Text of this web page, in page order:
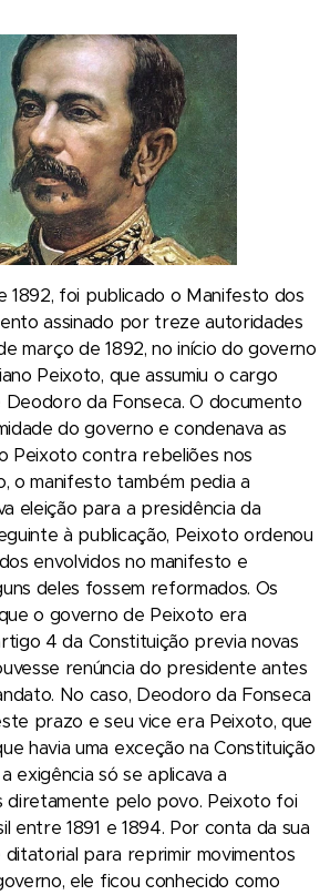
1892, foi publicado o Manifesto dos
assinado por treze autoridades
março de 1892, no início do governo
Peixoto, que assumiu o cargo
da Fonseca. O documento
do governo e condenava as
Peixoto contra rebeliões nos
o manifesto também pedia a
eleição para a presidência da
à publicação, Peixoto ordenou
envolvidos no manifesto e
deles fossem reformados. Os
o governo de Peixoto era
4 da Constituição previa novas
renúncia do presidente antes
No caso, Deodoro da Fonseca
prazo e seu vice era Peixoto, que
havia uma exceção na Constituição
exigência só se aplicava a
diretamente pelo povo. Peixoto foi
entre 1891 e 1894. Por conta da sua
ditatorial para reprimir movimentos
ele ficou conhecido como